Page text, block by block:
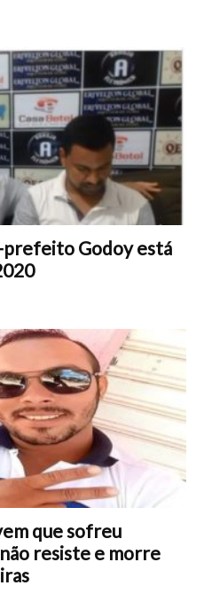
prefeito Godoy está
que sofreu
resiste e morre